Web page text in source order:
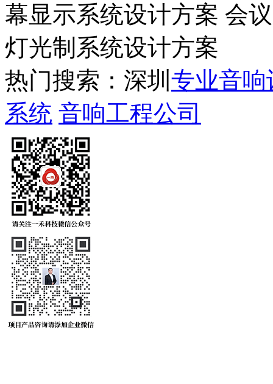
幕显示系统设计方案 会
灯光制系统设计方案
热门搜索：深圳 专业音响
系统 音响工程公司